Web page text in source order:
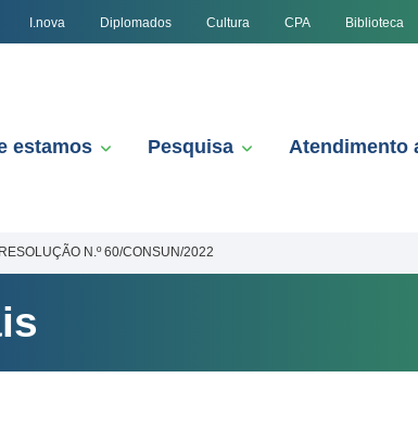
I.nova Diplomados Cultura CPA Biblioteca
estamos Pesquisa Atendimento
RESOLUÇÃO N.º 60/CONSUN/2022